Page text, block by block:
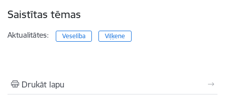
Saistītas tēmas
Aktualitātes: Veselība Viļķene
Drukāt lapu